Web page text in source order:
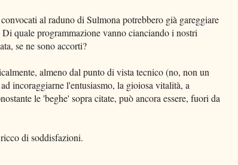
al raduno di Sulmona potrebbero già gareggiare
quale programmazione vanno cianciando i nostri
se ne sono accorti?
almeno dal punto di vista tecnico (no, non un
incoraggiarne l'entusiasmo, la gioiosa vitalità, a
le 'beghe' sopra citate, può ancora essere, fuori da
di soddisfazioni.